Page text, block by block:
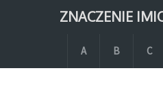
ZNACZENIE
A B C